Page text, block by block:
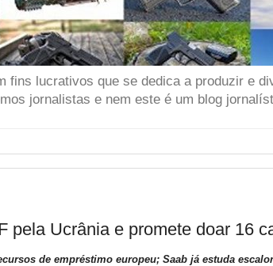
fins lucrativos que se dedica a produzir e
jornalistas e nem este é um blog
pela Ucrânia e promete doar 16
de empréstimo europeu; Saab já estuda